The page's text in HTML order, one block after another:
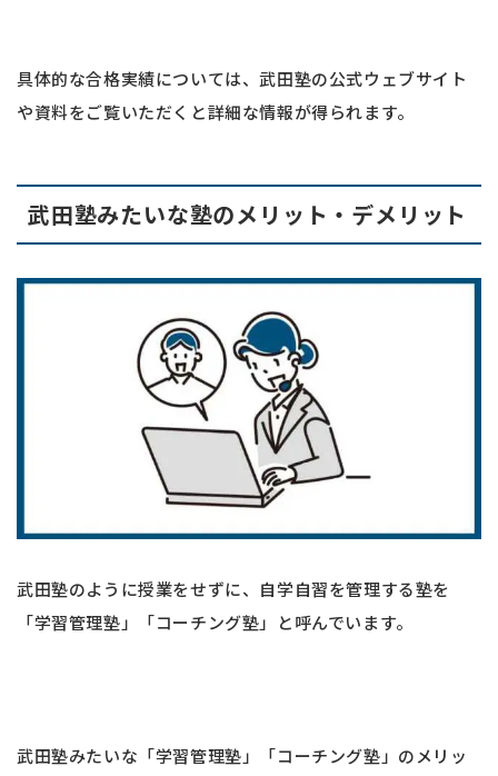
具体的な合格実績については、武田塾の公式ウェブサイト
や資料をご覧いただくと詳細な情報が得られます。
武田塾みたいな塾のメリット・デメリット
武田塾のように授業をせずに、自学自習を管理する塾を
「学習管理塾」「コーチング塾」と呼んでいます。
武田塾みたいな「学習管理塾」「コーチング塾」のメリッ